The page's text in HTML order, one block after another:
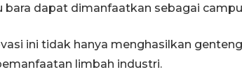
bara dapat dimanfaatkan sebagai
ini tidak hanya menghasilkan
limbah industri.